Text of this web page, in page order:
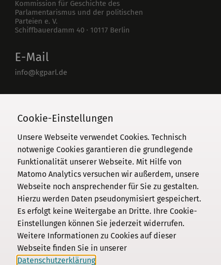
Kommission für Geschichte des
Parlamentarismus und der politischen
Parteien e. V.
Schiffbauerdamm 40 · 10117 Berlin
E-Mail
info@kgparl.de
030 / 206 33 94-0
Kommission
Institut
Forschung
Publikationen
Datenschutz
Impressum
Cookie-Einstellungen
Unsere Webseite verwendet Cookies. Technisch
notwenige Cookies garantieren die grundlegende
Funktionalität unserer Webseite. Mit Hilfe von
Matomo Analytics versuchen wir außerdem, unsere
Webseite noch ansprechender für Sie zu gestalten.
Hierzu werden Daten pseudonymisiert gespeichert.
Es erfolgt keine Weitergabe an Dritte. Ihre Cookie-
Einstellungen können Sie jederzeit widerrufen.
Weitere Informationen zu Cookies auf dieser
Webseite finden Sie in unserer
Datenschutzerklärung